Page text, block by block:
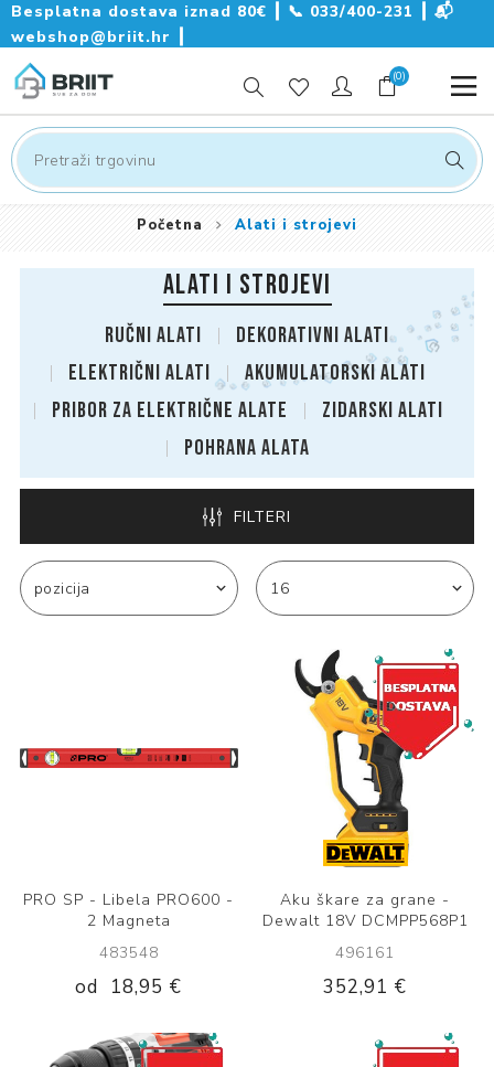
Besplatna dostava iznad 80€ ┃ 📞 033/400-231
📬
webshop@briit.hr
(0)
Početna Alati i strojevi
ALATI I STROJEVI
Ručni alati
Dekorativni alati
Električni alati
Akumulatorski alati
Pribor za električne alate
Zidarski alati
Pohrana alata
FILTERI
PRO SP - Libela PRO600 -
2 Magneta
483548
od 18,95 €
Aku škare za grane -
Dewalt 18V DCMPP568P1
496161
352,91 €